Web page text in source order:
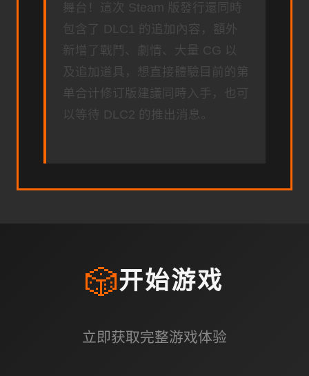
舞台！這次 Steam 版發行還同時
包含了 DLC1 的追加內容，額外
新增了戰鬥、劇情、大量 CG 以
及追加道具，想直接體驗目前的第
单合计修订版建議同時入手，也可
以等待 DLC2 的推出消息。
🎲开始游戏
立即获取完整游戏体验